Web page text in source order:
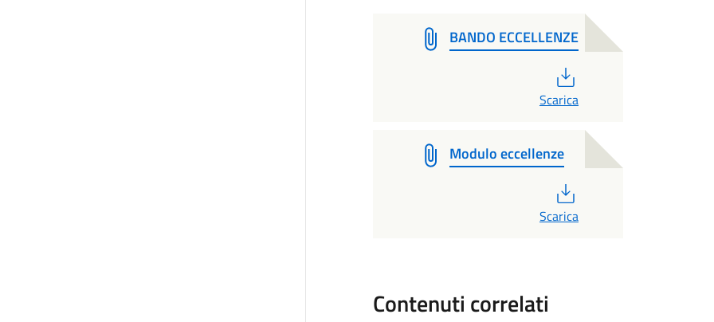
BANDO ECCELLENZE
Scarica
Modulo eccellenze
Scarica
Contenuti correlati